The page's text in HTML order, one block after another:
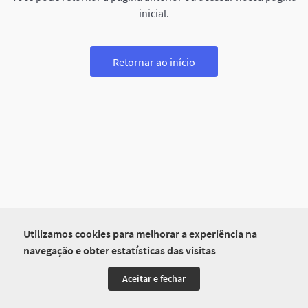
Utilizamos cookies para melhorar a experiência na
navegação e obter estatísticas das visitas
Aceitar e fechar
inicial.
Retornar ao início